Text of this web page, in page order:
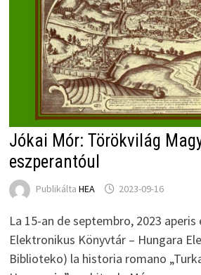
Jókai Mór: Törökvilág
eszperantóul
Publikálta HEA 2023-09-16
La 15-an de septembro, 2023 aperis
Elektronikus Könyvtár – Hungara
Biblioteko) la historia romano